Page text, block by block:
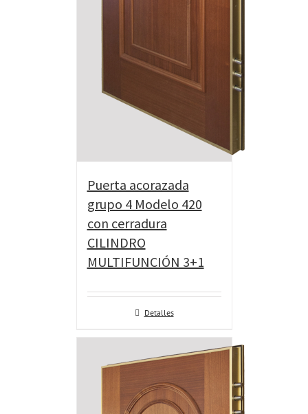
Puerta acorazada
grupo 4 Modelo 420
con cerradura
CILINDRO
MULTIFUNCIÓN 3+1
Detalles